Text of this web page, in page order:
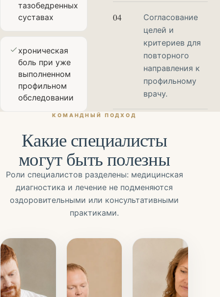
тазобедренных
суставах
хроническая
боль при уже
выполненном
профильном
обследовании
04
Согласование
целей и
критериев для
повторного
направления к
профильному
врачу.
КОМАНДНЫЙ ПОДХОД
Какие специалисты
могут быть полезны
Роли специалистов разделены: медицинская
диагностика и лечение не подменяются
оздоровительными или консультативными
практиками.